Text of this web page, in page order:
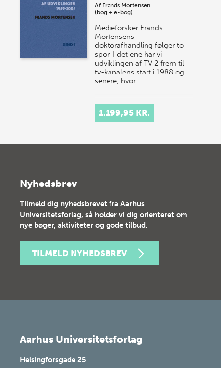
Af Frands Mortensen
(bog + e-bog)
Medieforsker Frands
Mortensens
doktorafhandling følger to
spor. I det ene har vi
udviklingen af TV 2 frem til
tv-kanalens start i 1988 og
senere, hvor…
1.199,95 KR.
Nyhedsbrev
Tilmeld dig nyhedsbrevet fra Aarhus
Universitetsforlag, så holder vi dig orienteret om
nye bøger, aktiviteter og gode tilbud.
TILMELD NYHEDSBREV
Aarhus Universitetsforlag
Helsingforsgade 25